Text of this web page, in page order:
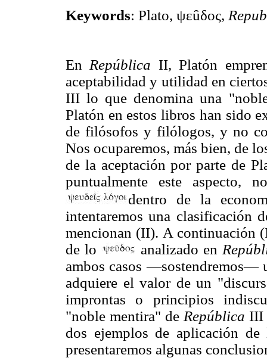
Keywords: Plato, ψεȗδος,
En República II, Platón
aceptabilidad y utilidad en
III lo que denomina una
Platón en estos libros han sido
de filósofos y filólogos, y no
Nos ocuparemos, más bien, de
de la aceptación por parte de
puntualmente este aspecto,
dentro de la
intentaremos una clasificación
mencionan (II). A continuación
de lo
analizado en
ambos casos —sostendremos—
adquiere el valor de un
improntas o principios
"noble mentira" de República III
dos ejemplos de aplicación
presentaremos algunas